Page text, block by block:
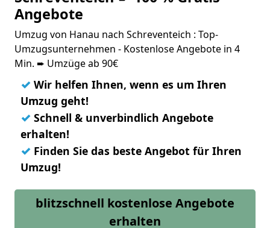
Angebote
Umzug von Hanau nach Schreventeich : Top-
Umzugsunternehmen - Kostenlose Angebote in 4
Min. ➨ Umzüge ab 90€
✓ Wir helfen Ihnen, wenn es um Ihren
Umzug geht!
✓ Schnell & unverbindlich Angebote
erhalten!
✓ Finden Sie das beste Angebot für Ihren
Umzug!
blitzschnell kostenlose Angebote
erhalten